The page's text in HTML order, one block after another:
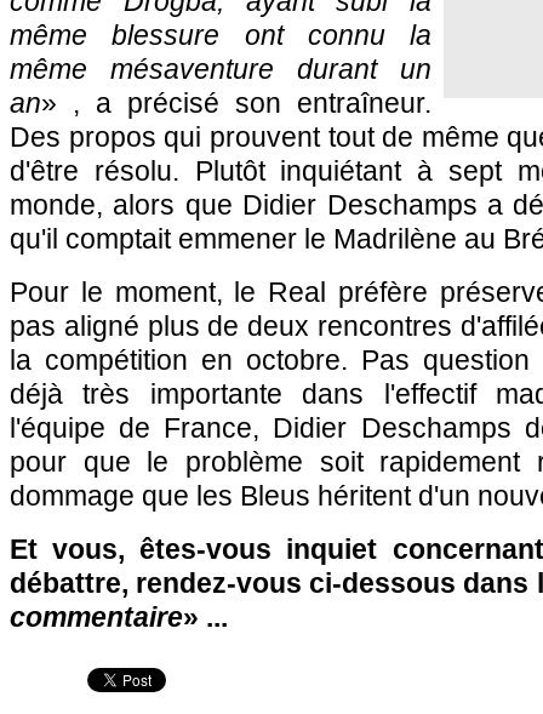
même blessure ont connu la
même mésaventure durant un
an» , a précisé son entraîneur.
Des propos qui prouvent tout de même
d'être résolu. Plutôt inquiétant à sept
monde, alors que Didier Deschamps a
qu'il comptait emmener le Madrilène au
Pour le moment, le Real préfère
pas aligné plus de deux rencontres
la compétition en octobre. Pas
déjà très importante dans l'effectif
l'équipe de France, Didier Deschamps
pour que le problème soit rapidement
dommage que les Bleus héritent d'un
Et vous, êtes-vous inquiet
débattre, rendez-vous ci-dessous dans
commentaire» ...